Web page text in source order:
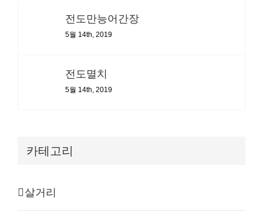
전도만능어간장
5월 14th, 2019
전도멸치
5월 14th, 2019
카테고리
살거리